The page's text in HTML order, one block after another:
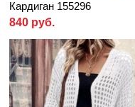
Кардиган 155296
840 руб.